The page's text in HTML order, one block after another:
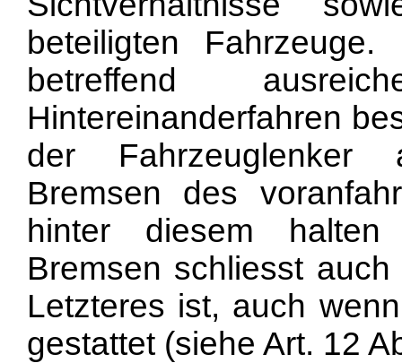
beteiligten
betreffend
Hintereinanderfahren
der Fahrzeuglenker
Bremsen des
hinter diesem
Bremsen schliesst
Letzteres ist, auch
gestattet (siehe Art. 12